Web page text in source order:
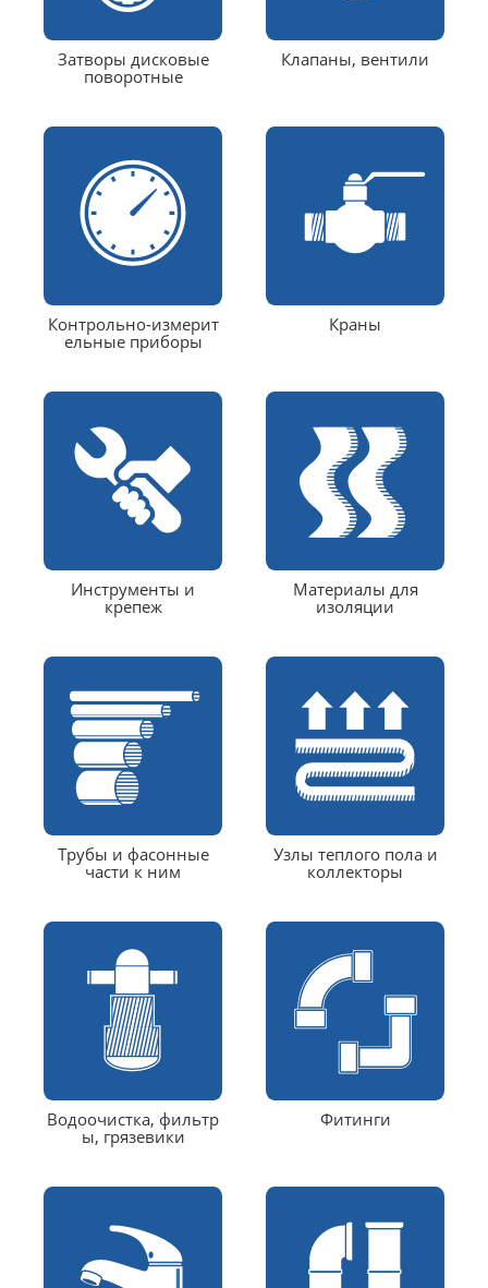
Затворы дисковые
поворотные
Клапаны, вентили
Контрольно-измерит
ельные приборы
Краны
Инструменты и
крепеж
Материалы для
изоляции
Трубы и фасонные
части к ним
Узлы теплого пола и
коллекторы
Водоочистка, фильтр
ы, грязевики
Фитинги